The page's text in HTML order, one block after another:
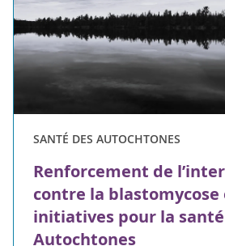
SANTÉ DES AUTOCHTONES
Renforcement de
contre la blastomycose
initiatives pour la
Autochtones